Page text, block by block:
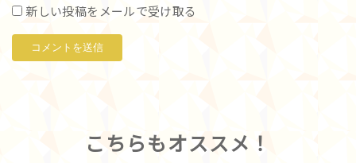
新しい投稿をメールで受け取る
こちらもオススメ！